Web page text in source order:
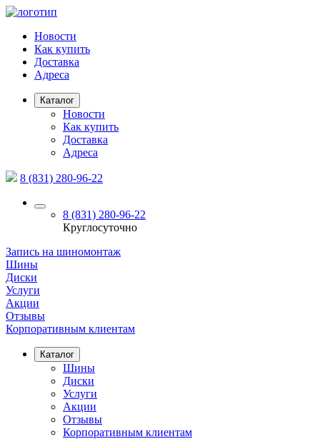
Новости
Как купить
Доставка
Адреса
Каталог
Новости
Как купить
Доставка
Адреса
8 (831) 280-96-22
8 (831) 280-96-22
Круглосуточно
Запись на шиномонтаж
Шины
Диски
Услуги
Акции
Отзывы
Корпоративным клиентам
Каталог
Шины
Диски
Услуги
Акции
Отзывы
Корпоративным клиентам